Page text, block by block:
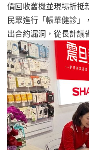
價回收舊機並現場折抵
民眾進行「帳單健診」
出合約漏洞，從長計議